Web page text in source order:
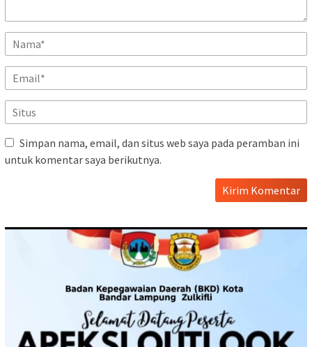
Simpan nama, email, dan situs web saya pada peramban ini
untuk komentar saya berikutnya.